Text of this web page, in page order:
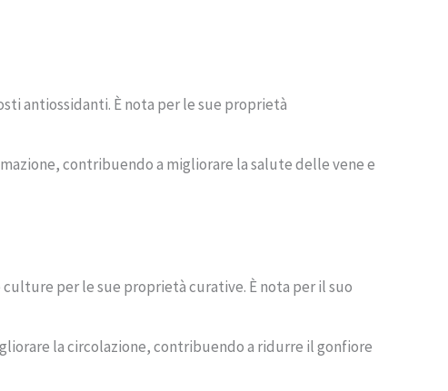
antiossidanti. È nota per le sue proprietà
contribuendo a migliorare la salute delle vene e
per le sue proprietà curative. È nota per il suo
la circolazione, contribuendo a ridurre il gonfiore